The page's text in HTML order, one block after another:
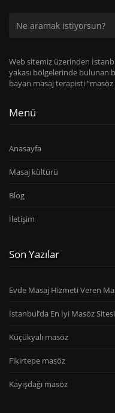
Web sitemiz üzerinden
yakası bölgelerinde bulunan
bayan masaj terapisti
Menü
Anasayfa
Masaj kültürü
Blog
İletişim
Son Yazılar
Evde Masaj Hizmeti Veren
İstanbul’da En İyi Masöz Sitesi
Küçükyalı masöz
Fikirtepe masöz
Kayışdağı masöz